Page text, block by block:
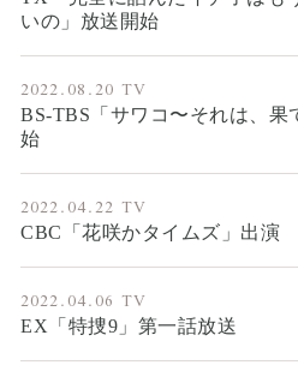
いの」放送開始
2022.08.20 TV
BS-TBS「サワコ〜それは、果
始
2022.04.22 TV
CBC「花咲かタイムズ」出演
2022.04.06 TV
EX「特捜9」第一話放送